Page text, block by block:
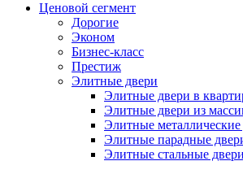
Ценовой сегмент
Дорогие
Эконом
Бизнес-класс
Престиж
Элитные двери
Элитные двери в
Элитные двери из
Элитные металлические
Элитные парадные
Элитные стальные двери